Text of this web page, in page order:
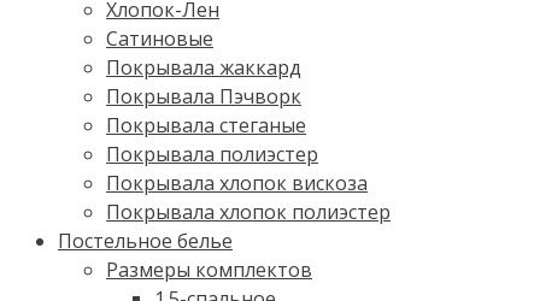
Хлопок-Лен
Сатиновые
Покрывала жаккард
Покрывала Пэчворк
Покрывала стеганые
Покрывала полиэстер
Покрывала хлопок вискоза
Покрывала хлопок полиэстер
Постельное белье
Размеры комплектов